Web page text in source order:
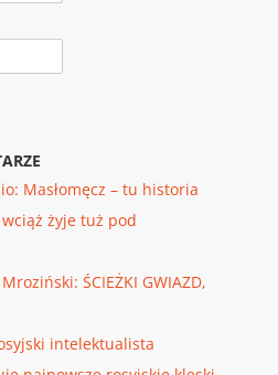
Masłomęcz – tu historia
żyje tuż pod
ŚCIEŻKI GWIAZD,
intelektualista